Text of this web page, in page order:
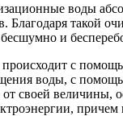
воды
Благодаря такой
и
с
воды, с
своей величины,